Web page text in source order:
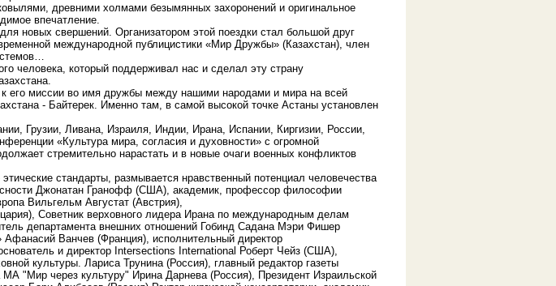
древними холмами безымянных захоронений и оригинальное
впечатление.
новых свершений. Организатором этой поездки стал большой друг
международной публицистики «Мир Дружбы» (Казахстан), член
человека, который поддерживал нас и сделал эту страну
его миссии во имя дружбы между нашими народами и мира на всей
- Байтерек. Именно там, в самой высокой точке Астаны установлен
Грузии, Ливана, Израиля, Индии, Ирана, Испании, Киргизии, России,
«Культура мира, согласия и духовности» с огромной
стремительно нарастать и в новые очаги военных конфликтов
стандарты, размывается нравственный потенциал человечества
Джонатан Гранофф (США), академик, профессор философии
Вильгельм Августат (Австрия),
Советник верховного лидера Ирана по международным делам
департамента внешних отношений Гобинд Садана Мэри Фишер
Ванчев (Франция), исполнительный директор
и директор Intersections International Роберт Чейз (США),
культуры. Лариса Трунина (Россия), главный редактор газеты
"Мир через культуру" Ирина Дарнева (Россия), Президент Израильской